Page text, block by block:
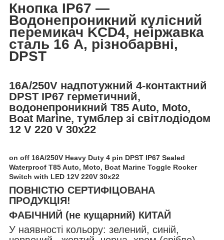
Кнопка IP67 —
Водонепроникний кулісний
перемикач KCD4, неіржавка
сталь 16 А, різнобарвні,
DPST
16A/250V надпотужний 4-контактний
DPST IP67 герметичний,
водонепроникний T85 Auto, Moto,
Boat Marine, тумблер зі світлодіодом
12 V 220 V 30x22
on off 16A/250V Heavy Duty 4 pin DPST IP67 Sealed
Waterproof T85 Auto, Moto, Boat Marine Toggle Rocker
Switch with LED 12V 220V 30x22
ПОВНІСТЮ СЕРТИФІЦОВАНА
ПРОДУКЦІЯ!
ФАБІЧНИЙ (не кущарний) КИТАЙ
У наявності кольору: зелений, синій,